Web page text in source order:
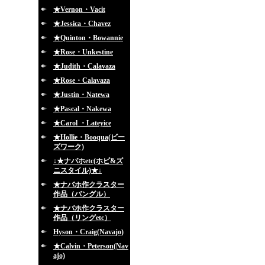
★Vernon・Vacit
★Jessica・Chavez
★Quinton・Bowannie
★Rose・Unkestine
★Judith・Calavaza
★Rose・Calavaza
★Justin・Natewa
★Pascal・Nakewa
★Carol ・Lateyice
★Hollie・Booqua(ビー
ズワーク)
↓★ナバホetc(ホピ&ズ
ニスタイル)★↓
★ナバホ作クラスター
作品（バングル）
★ナバホ作クラスター
作品（リングetc）
Hyson・Craig(Navajo)
★Calvin・Peterson(Nav
ajo)